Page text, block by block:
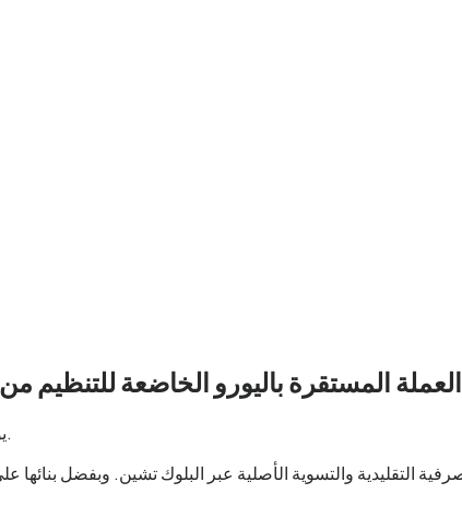
العملة المستقرة باليورو الخاضعة للتنظيم
يورو واحد، وامتثال أوروبي كامل.